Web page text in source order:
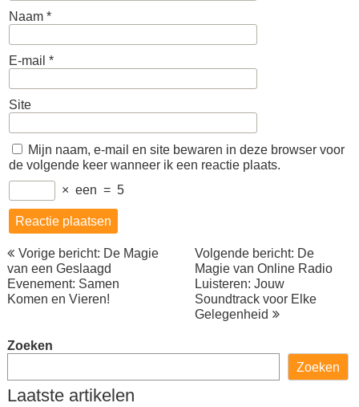
Naam *
E-mail *
Site
Mijn naam, e-mail en site bewaren in deze browser voor
de volgende keer wanneer ik een reactie plaats.
× een = 5
Berichtnavigatie
Vorige bericht: De Magie
van een Geslaagd
Evenement: Samen
Komen en Vieren!
Volgende bericht: De
Magie van Online Radio
Luisteren: Jouw
Soundtrack voor Elke
Gelegenheid
Zoeken
Zoeken
Laatste artikelen